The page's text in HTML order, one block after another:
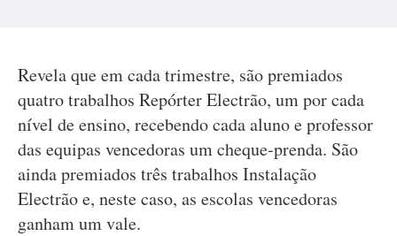
Revela que em cada trimestre, são premiados
quatro trabalhos Repórter Electrão, um por cada
nível de ensino, recebendo cada aluno e professor
das equipas vencedoras um cheque-prenda. São
ainda premiados três trabalhos Instalação
Electrão e, neste caso, as escolas vencedoras
ganham um vale.